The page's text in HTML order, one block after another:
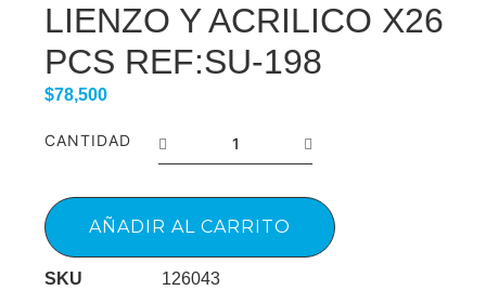
LIENZO Y ACRILICO X26
PCS REF:SU-198
$78,500
CANTIDAD
AÑADIR AL CARRITO
SKU 126043